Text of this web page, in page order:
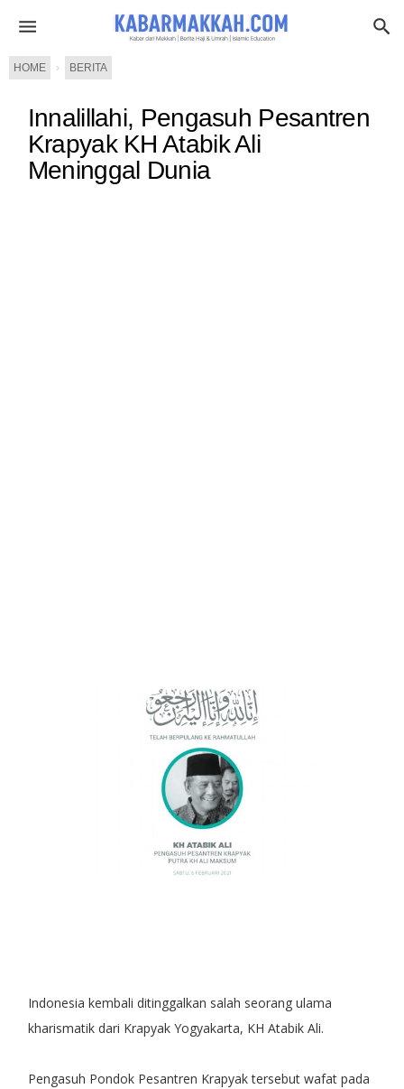
HOME › BERITA
Innalillahi, Pengasuh Pesantren
Krapyak KH Atabik Ali
Meninggal Dunia
Indonesia kembali ditinggalkan salah seorang ulama
kharismatik dari Krapyak Yogyakarta, KH Atabik Ali.
Pengasuh Pondok Pesantren Krapyak tersebut wafat pada